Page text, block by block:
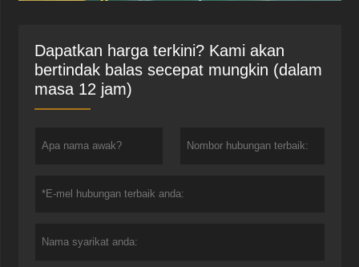
Dapatkan harga terkini? Kami akan
bertindak balas secepat mungkin (dalam
masa 12 jam)